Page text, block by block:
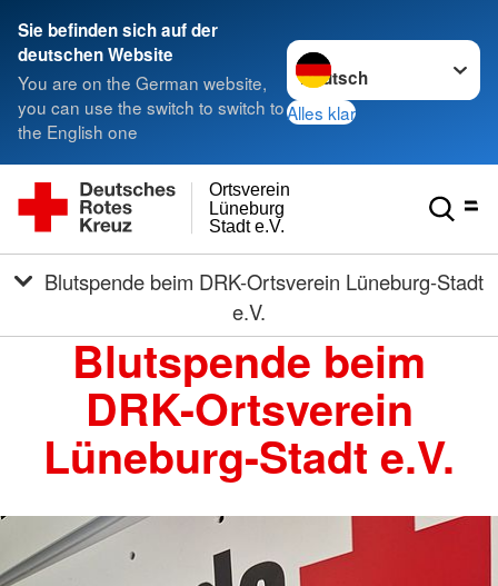
Sie befinden sich auf der
deutschen Website
You are on the German website,
you can use the switch to switch to
the English one
Sprache wechseln zu
Alles klar
Stadt e.V.
Lüneburg
Ortsverein
e.V.
Blutspende beim
DRK-Ortsverein
Lüneburg-Stadt e.V.